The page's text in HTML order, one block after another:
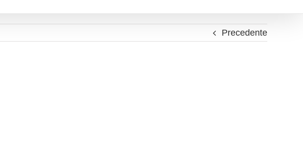
Precedente